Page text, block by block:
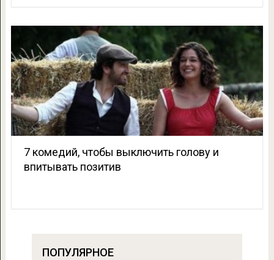
7 комедий, чтобы выключить голову и
впитывать позитив
ПОПУЛЯРНОЕ